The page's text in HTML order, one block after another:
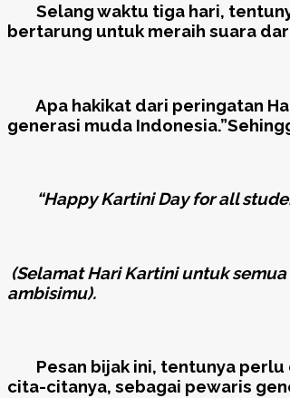
Selang waktu tiga hari,
bertarung untuk meraih suara
Apa hakikat dari peringatan
generasi muda
“Happy Kartini Day for all
(Selamat Hari Kartini untuk
ambisimu).
Pesan bijak ini, tentunya perlu
cita-citanya, sebagai pewaris